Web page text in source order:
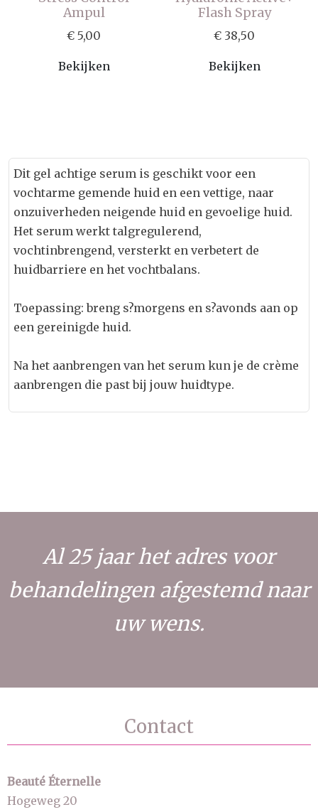
Ampul
€ 5,00
Bekijken
Flash Spray
€ 38,50
Bekijken
Dit gel achtige serum is geschikt voor een
vochtarme gemende huid en een vettige, naar
onzuiverheden neigende huid en gevoelige huid.
Het serum werkt talgregulerend,
vochtinbrengend, versterkt en verbetert de
huidbarriere en het vochtbalans.
Toepassing: breng s?morgens en s?avonds aan op
een gereinigde huid.
Na het aanbrengen van het serum kun je de crème
aanbrengen die past bij jouw huidtype.
Al 25 jaar het adres voor
behandelingen afgestemd naar
uw wens.
Contact
Beauté Éternelle
Hogeweg 20